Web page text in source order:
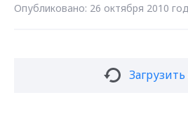
Опубликовано: 26 октября 2010